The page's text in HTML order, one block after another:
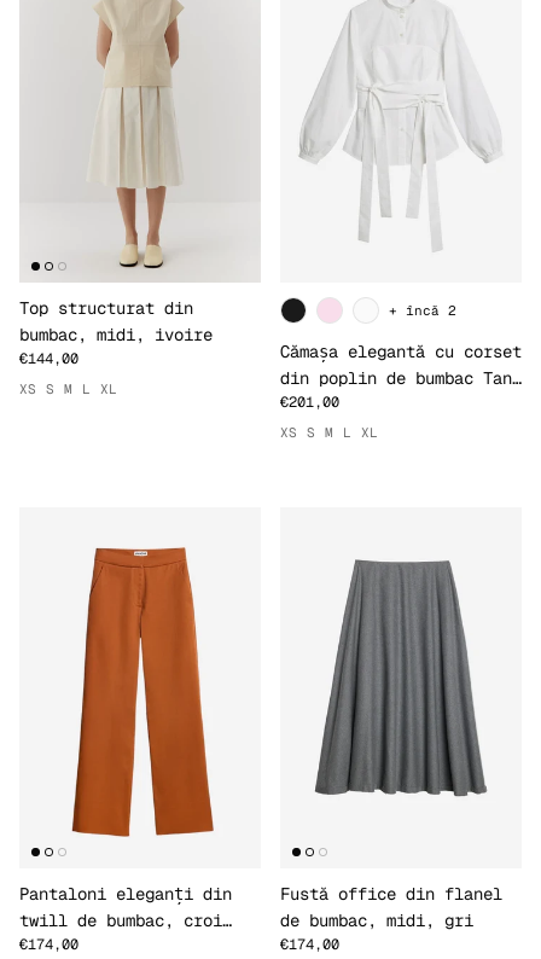
Top structurat din
bumbac, midi, ivoire
€144,00
XS S M L XL
Cămașa elegantă cu corset
din poplin de bumbac Tana
Lawn, albă
€201,00
XS S M L XL
+ încă 2
Pantaloni eleganți din
twill de bumbac, croi
drept, teracotă
€174,00
Fustă office din flanel
de bumbac, midi, gri
€174,00